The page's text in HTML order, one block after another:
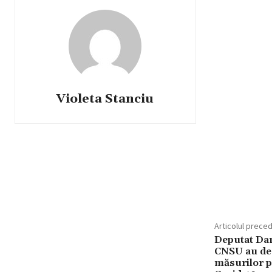
Violeta Stanciu
Articolul
Deputat
CNSU au
măsurilor